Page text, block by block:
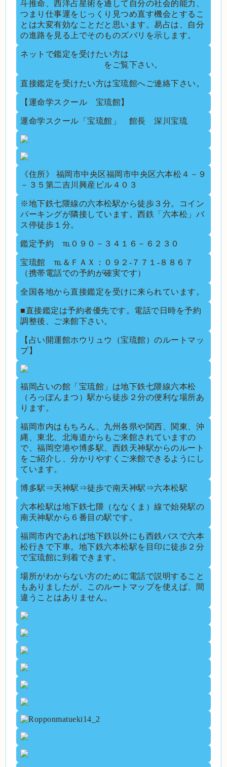
斗推命、西洋占星術を通して自分の社会的能力、
つまり仕事運をじっくり見つめ直す機会とするこ
とは大変有効なことだと思います。易占は、自分
の進路を見る上でそのものズバリを示します。
ネットで鑑定を受けたい方は
をご覧下さい。
直接鑑定を受けたい方は宝琉館へご連絡下さい。
【運命学スクール 宝琉館】
運命学スクール「宝琉館」 館長 深川宝琉
《住所》 福岡市中央区福岡市中央区六本松４－９
－３５第二吉川興産ビル４０３
※地下鉄七隈線の六本松駅から徒歩３分。コイン
パーキングが隣接しています。西鉄「六本松」バ
ス停徒歩１分。
鑑定予約 ℡０９０－３４１６－６２３０
宝琉館 ℡＆ＦＡＸ：０９２-７７１-８８６７
（携帯電話での予約が確実です）
全国各地から直接鑑定を受けに来られています。
■直接鑑定は予約者優先です。電話で日時を予約
調整後、ご来館下さい。
【占い開運館ホウリュウ（宝琉館）のルートマッ
プ】
福岡占いの館「宝琉館」は地下鉄七隈線六本松
（ろっぽんまつ）駅から徒歩２分の便利な場所あ
ります。
福岡市内はもちろん、九州各県や関西、関東、沖
縄、東北、北海道からもご来館されていますの
で、福岡空港や博多駅、西鉄天神駅からのルート
をご紹介し、分かりやすくご来館できるようにし
ています。
博多駅⇒天神駅⇒徒歩で南天神駅⇒六本松駅
六本松駅は地下鉄七隈（ななくま）線で始発駅の
南天神駅から６番目の駅です。
福岡市内であれば地下鉄以外にも西鉄バスで六本
松行きで下車。地下鉄六本松駅を目印に徒歩２分
で宝琉館に到着できます。
場所がわからない方のために電話で説明すること
もありましたが、このルートマップを使えば、間
違うことはありません。